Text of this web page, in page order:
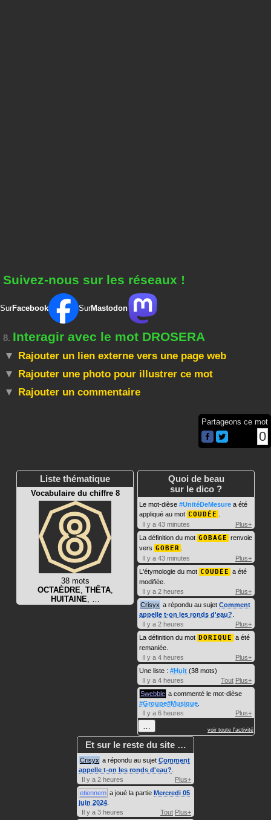
Suivez-nous sur les réseaux !
SurFacebook SurMastodon
8. Interagir avec le mot DROSERA
Rajouter un lien externe vers une page web
Rajouter une photo pour illustrer ce mot
Rajouter un commentaire
Partageons ce mot
0
Liste thématique
Vocabulaire du chiffre 8
38 mots
OCTAÈDRE THÊTA,
HUITAINE
Quoi de beau
sur le dico ?
Le mot-dièse #UnitéDeMesure a été
appliqué au mot COUDÉE
Il y a 43 minutes
Plus+
La définition du mot GOBAGE renvoie
vers GOBER
Il y a 43 minutes
Plus+
L'étymologie du mot COUDÉE a été
modifiée.
Il y a 2 heures
Plus+
Crisyx a répondu au sujet Comment
appelle t-on les ronds d'eau?
Il y a 2 heures
Plus+
La définition du mot DORIQUE a été
remaniée.
Il y a 4 heures
Plus+
Une liste : #Huit (38 mots)
Il y a 4 heures
Tout Plus+
Swebble a commenté le mot-dièse
#Groupe#Musique
Il y a 6 heures
Plus+
voir toute l'activité
Et sur le reste du site …
Crisyx a répondu au sujet Comment
appelle t-on les ronds d'eau?
Il y a 2 heures
Plus+
etiennem a joué la partie Mercredi 05
juin 2024
Il y a 3 heures
Tout Plus+